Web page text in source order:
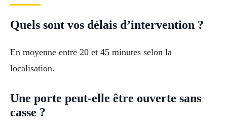
Quels sont vos délais d’intervention ?
En moyenne entre 20 et 45 minutes selon la
localisation.
Une porte peut-elle être ouverte sans
casse ?